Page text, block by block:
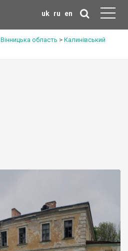
uk ru en
Вінницька область > Калинівський